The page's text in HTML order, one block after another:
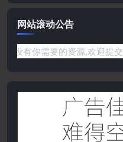
网站滚动公告
或是网站没有你需要的资